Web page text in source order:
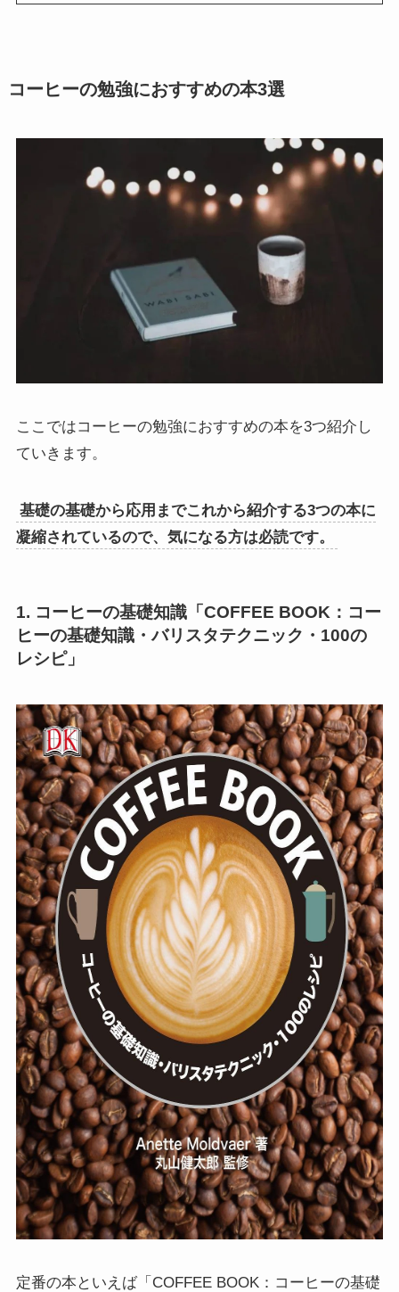
コーヒーの勉強におすすめの本3選
ここではコーヒーの勉強におすすめの本を3つ紹介し
ていきます。
基礎の基礎から応用までこれから紹介する3つの本に
凝縮されているので、気になる方は必読です。
1. コーヒーの基礎知識「COFFEE BOOK：コー
ヒーの基礎知識・バリスタテクニック・100の
レシピ」
定番の本といえば「COFFEE BOOK：コーヒーの基礎